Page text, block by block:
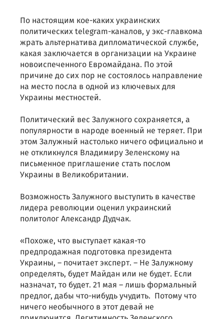
По настоящим кое-каких украинских
политических telegram-каналов, у экс-главкома
жрать альтернатива дипломатической службе,
какая заключается в организации на Украине
новоиспеченного Евромайдана. По этой
причине до сих пор не состоялось направление
на место посла в одной из ключевых для
Украины местностей.
Политический вес Залужного сохраняется, а
популярности в народе военный не теряет. При
этом Залужный настолько ничего официально и
не откликнулся Владимиру Зеленскому на
письменное приглашение стать послом
Украины в Великобритании.
Возможность Залужного выступить в качестве
лидера революции оценил украинский
политолог Александр Дудчак.
«Похоже, что выступает какая-то
предпродажная подготовка президента
Украины, – почитает эксперт. – Не Залужному
определять, будет Майдан или не будет. Если
назначат, то будет. 21 мая – лишь формальный
предлог, дабы что-нибудь учудить. Потому что
ничего необычного в этот девай не